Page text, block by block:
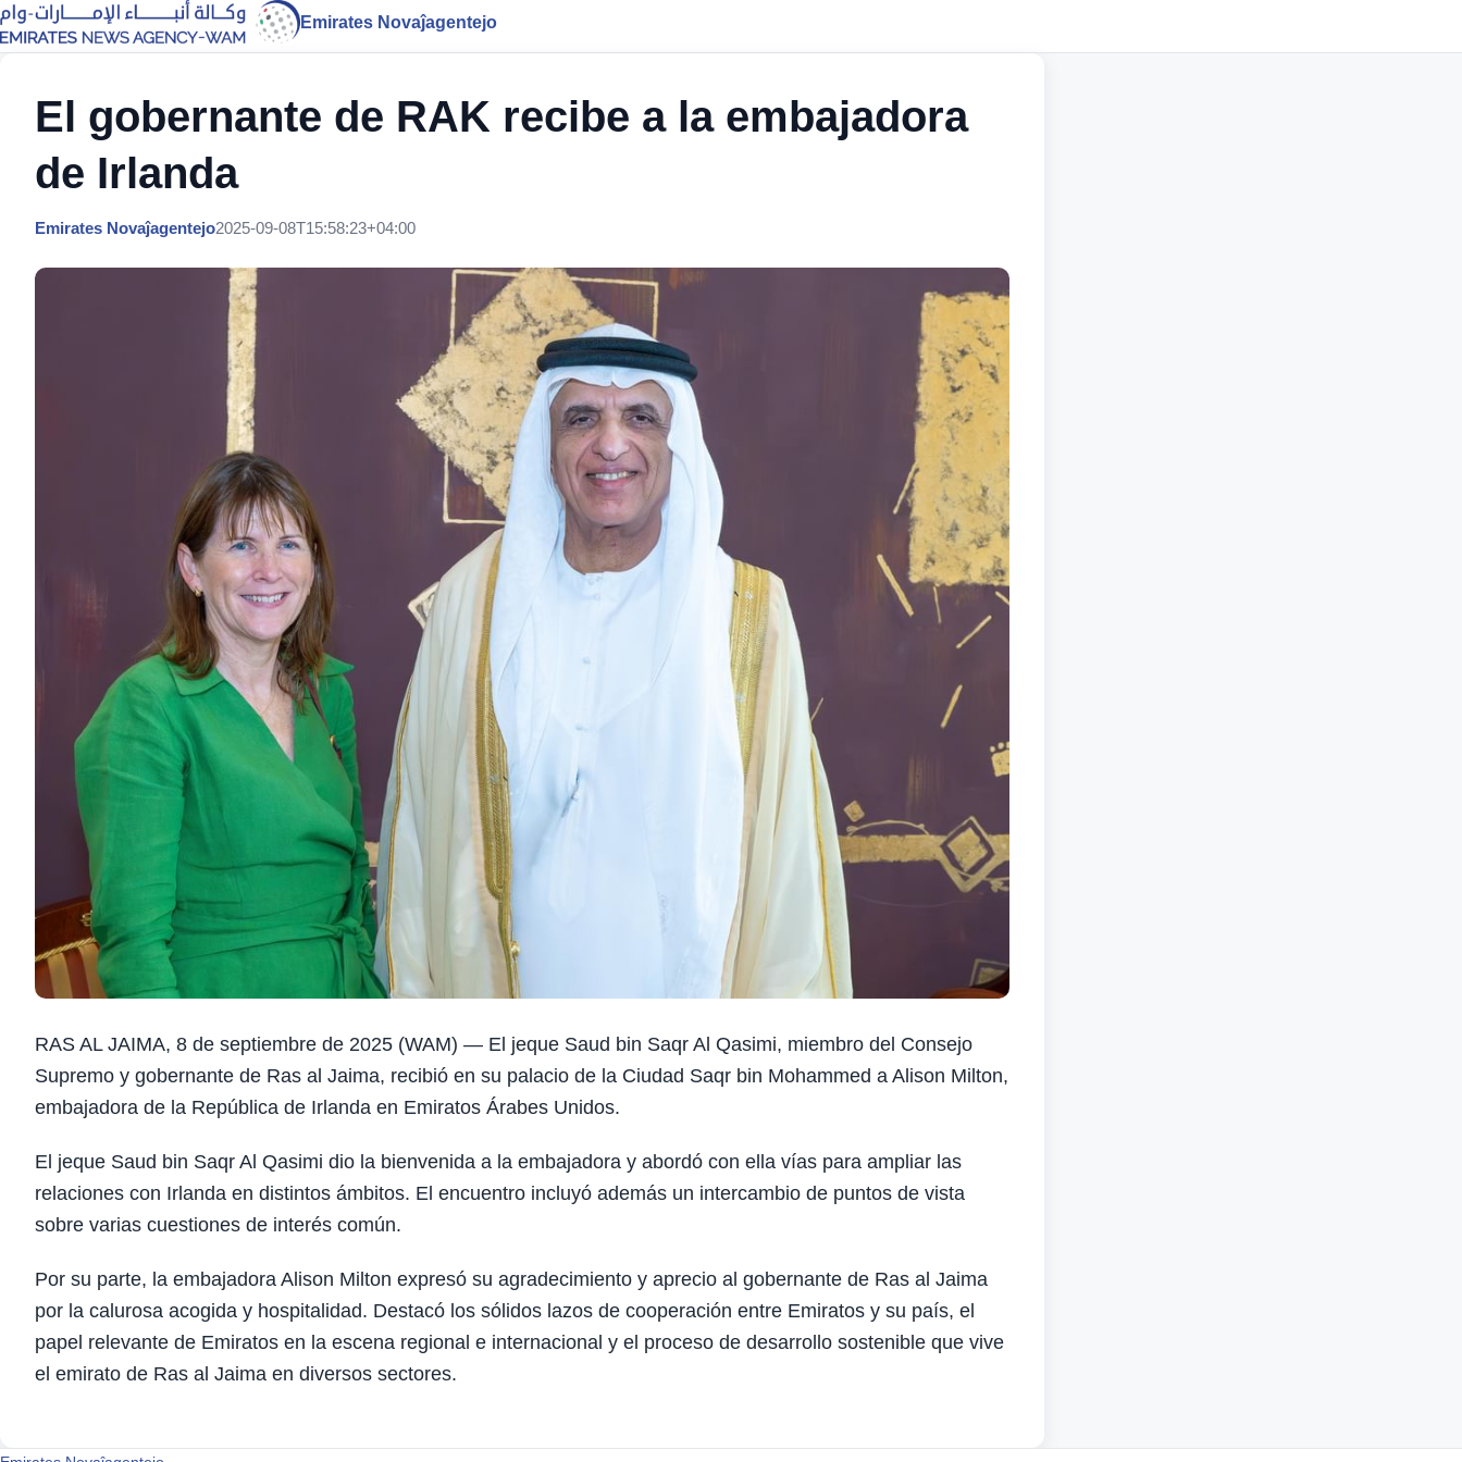
Emirates Novaĵagentejo
El gobernante de RAK recibe a la embajadora
de Irlanda
Emirates Novaĵagentejo2025-09-08T15:58:23+04:00
RAS AL JAIMA, 8 de septiembre de 2025 (WAM) — El jeque Saud bin Saqr Al Qasimi, miembro del Consejo
Supremo y gobernante de Ras al Jaima, recibió en su palacio de la Ciudad Saqr bin Mohammed a Alison Milton,
embajadora de la República de Irlanda en Emiratos Árabes Unidos.
El jeque Saud bin Saqr Al Qasimi dio la bienvenida a la embajadora y abordó con ella vías para ampliar las
relaciones con Irlanda en distintos ámbitos. El encuentro incluyó además un intercambio de puntos de vista
sobre varias cuestiones de interés común.
Por su parte, la embajadora Alison Milton expresó su agradecimiento y aprecio al gobernante de Ras al Jaima
por la calurosa acogida y hospitalidad. Destacó los sólidos lazos de cooperación entre Emiratos y su país, el
papel relevante de Emiratos en la escena regional e internacional y el proceso de desarrollo sostenible que vive
el emirato de Ras al Jaima en diversos sectores.